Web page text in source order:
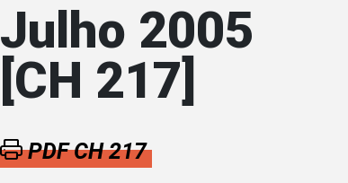
Julho 2005
[CH 217]
PDF CH 217